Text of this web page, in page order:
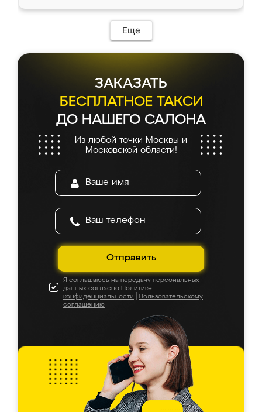
Еще
ЗАКАЗАТЬ
БЕСПЛАТНОЕ ТАКСИ
ДО НАШЕГО САЛОНА
Из любой точки Москвы и
Московской области!
Отправить
Я соглашаюсь на передачу персональных
данных согласно Политике
конфиденциальности
Пользовательскому
соглашению